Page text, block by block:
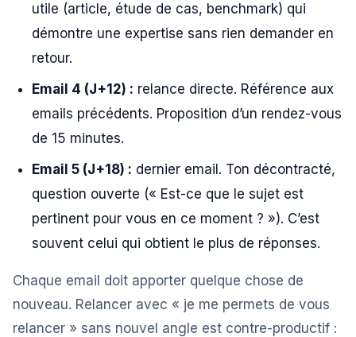
utile (article, étude de cas, benchmark) qui
démontre une expertise sans rien demander en
retour.
Email 4 (J+12) : relance directe. Référence aux
emails précédents. Proposition d’un rendez-vous
de 15 minutes.
Email 5 (J+18) : dernier email. Ton décontracté,
question ouverte (« Est-ce que le sujet est
pertinent pour vous en ce moment ? »). C’est
souvent celui qui obtient le plus de réponses.
Chaque email doit apporter quelque chose de
nouveau. Relancer avec « je me permets de vous
relancer » sans nouvel angle est contre-productif :